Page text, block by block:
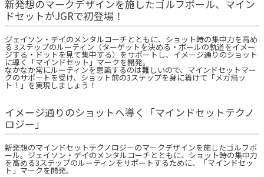
新発想のマークデザインを施したゴルフボール、マイン
ドセットがJGRで初登場！
ジェイソン・デイのメンタルコーチとともに、ショット時の集中力を高め
る 3ステップのルーティン（ターゲットを決める・ボールの軌道をイメー
ジする・ドットを見て集中する）をサポートし、イメージ通りのショット
に導く「マインドセット」マークを開発。
なかなか常にルーティンを意識するのは難しいので、マインドセットマー
クのサポートを受け、ショット前の3ステップを身に着けて「メガ飛ッ
ト！」を実現しましょう！
イメージ通りのショットへ導く「マインドセットテクノ
ロジー」
新発想のマインドセットテクノロジーのマークデザインを施したゴルフボ
ール。ジェイソン・デイのメンタルコーチとともに、ショット時の集中力
を高める3ステップのルーティンをサポートするために、「マインドセッ
ト」マークを開発。